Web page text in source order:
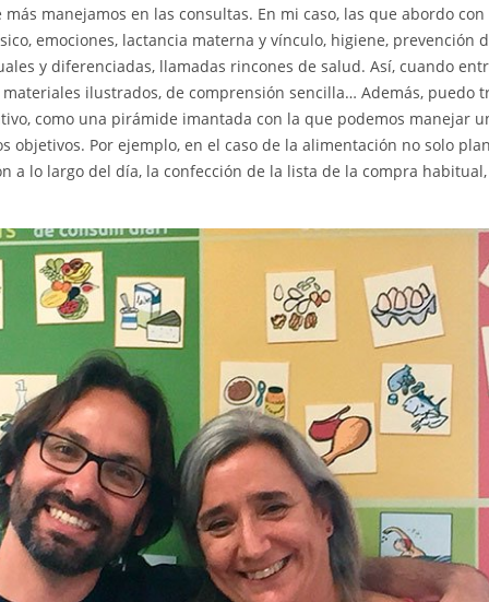
manejamos en las consultas. En mi caso, las que abordo
emociones, lactancia materna y vínculo, higiene, prevención
y diferenciadas, llamadas rincones de salud. Así, cuando
ilustrados, de comprensión sencilla… Además, puedo
como una pirámide imantada con la que podemos manejar
objetivos. Por ejemplo, en el caso de la alimentación no solo
a lo largo del día, la confección de la lista de la compra